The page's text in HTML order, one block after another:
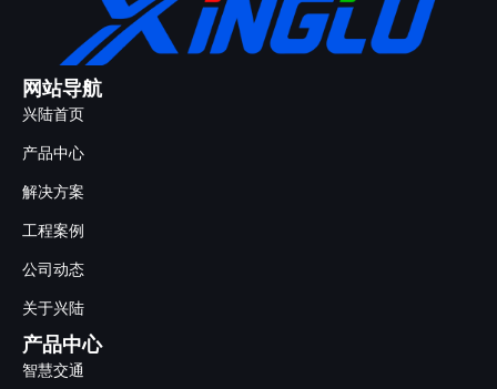
网站导航
兴陆首页
产品中心
解决方案
工程案例
公司动态
关于兴陆
产品中心
智慧交通